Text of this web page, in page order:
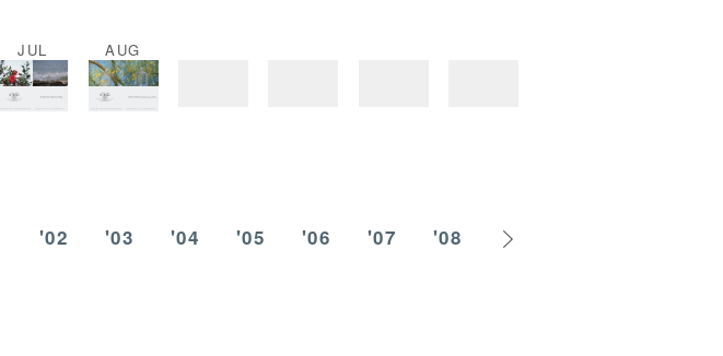
JUL AUG
'02 '03 '04 '05 '06 '07 '08 '09